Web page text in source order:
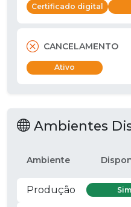
Certificado digital
CANCELAMENTO
Ativo
Ambientes
Ambiente
Produção Sim